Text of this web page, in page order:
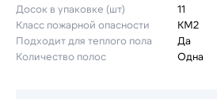
Досок в упаковке (шт)
11
Класс пожарной опасности
КМ2
Подходит для теплого пола
Да
Количество полос
Одна